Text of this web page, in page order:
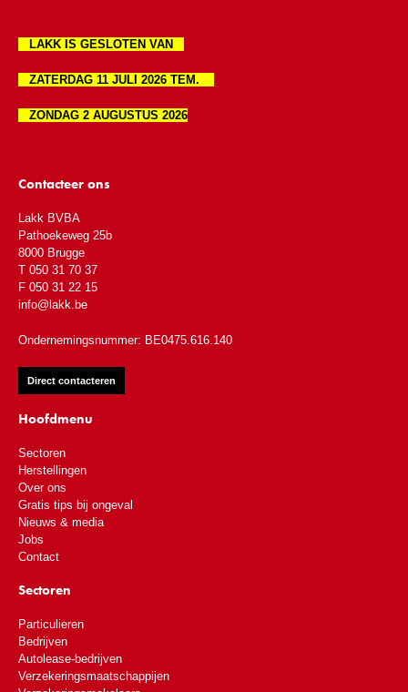
LAKK IS GESLOTEN VAN
ZATERDAG 11 JULI 2026 TEM.
ZONDAG 2 AUGUSTUS 2026
Contacteer ons
Lakk BVBA
Pathoekeweg 25b
8000 Brugge
T 050 31 70 37
F 050 31 22 15
info@lakk.be
Ondernemingsnummer: BE0475.616.140
Direct contacteren
Hoofdmenu
Sectoren
Herstellingen
Over ons
Gratis tips bij ongeval
Nieuws & media
Jobs
Contact
Sectoren
Particulieren
Bedrijven
Autolease-bedrijven
Verzekeringsmaatschappijen